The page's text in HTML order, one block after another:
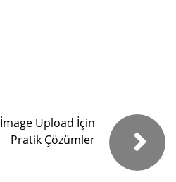
İmage Upload İçin
Pratik Çözümler